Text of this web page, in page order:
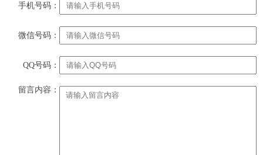
手机号码：
微信号码：
QQ号码：
留言内容：